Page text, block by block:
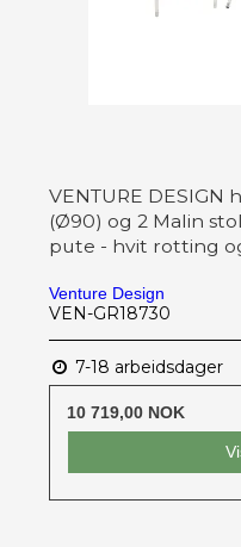
VENTURE DESIGN
(Ø90) og 2 Malin
pute - hvit rotting
Venture Design
VEN-GR18730
7-18 arbeidsdager
10 719,00 NOK